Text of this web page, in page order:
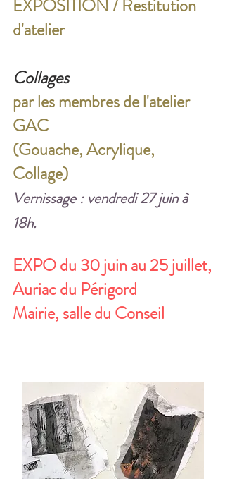
EXPOSITION / Restitution
d'atelier
Collages
par les membres de l'atelier
GAC
(Gouache, Acrylique,
Collage)
Vernissage : vendredi 27 juin à
18h.
EXPO du 30 juin au 25 juillet,
Auriac du Périgord
Mairie, salle du Conseil